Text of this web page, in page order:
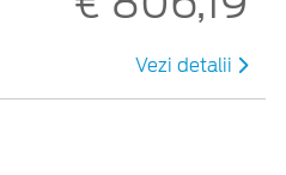
Vezi detalii